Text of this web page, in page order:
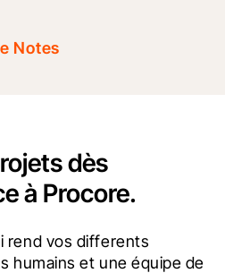
Notes
dès
à Procore.
rend vos differents
humains et une équipe de